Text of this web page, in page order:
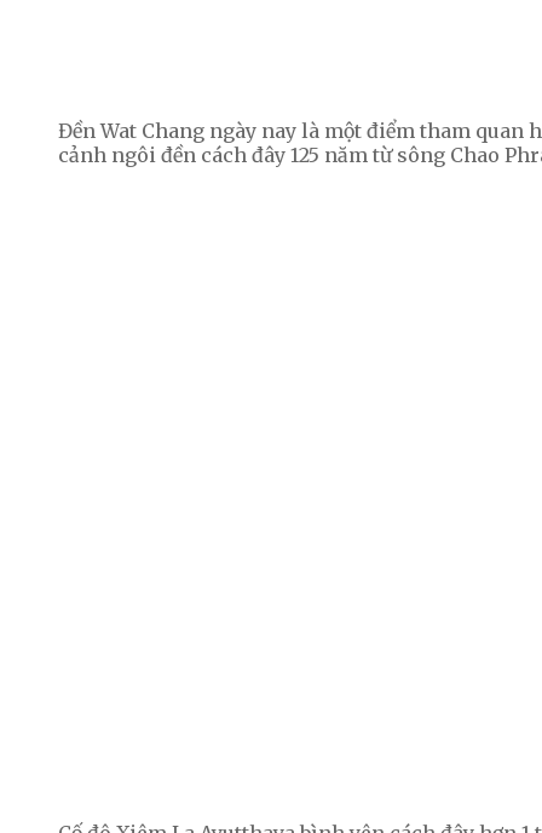
Đền Wat Chang ngày nay là một điểm tham quan
cảnh ngôi đền cách đây 125 năm từ sông Chao